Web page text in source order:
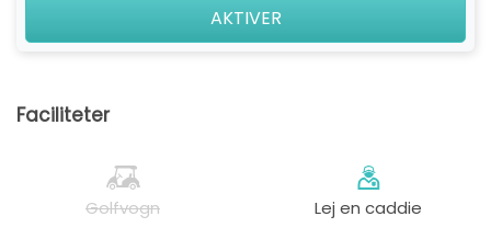
AKTIVER
Faciliteter
Golfvogn Lej en caddie